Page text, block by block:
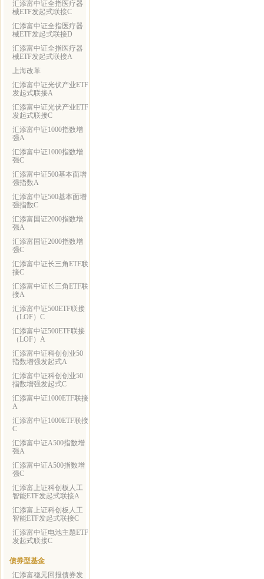
汇添富中证全指医疗器
械ETF发起式联接C
汇添富中证全指医疗器
械ETF发起式联接D
汇添富中证全指医疗器
械ETF发起式联接A
上海改革
汇添富中证光伏产业ETF
发起式联接A
汇添富中证光伏产业ETF
发起式联接C
汇添富中证1000指数增
强A
汇添富中证1000指数增
强C
汇添富中证500基本面增
强指数A
汇添富中证500基本面增
强指数C
汇添富国证2000指数增
强A
汇添富国证2000指数增
强C
汇添富中证长三角ETF联
接C
汇添富中证长三角ETF联
接A
汇添富中证500ETF联接
（LOF）C
汇添富中证500ETF联接
（LOF）A
汇添富中证科创创业50
指数增强发起式A
汇添富中证科创创业50
指数增强发起式C
汇添富中证1000ETF联接
A
汇添富中证1000ETF联接
C
汇添富中证A500指数增
强A
汇添富中证A500指数增
强C
汇添富上证科创板人工
智能ETF发起式联接A
汇添富上证科创板人工
智能ETF发起式联接C
汇添富中证电池主题ETF
发起式联接C
债券型基金
汇添富稳元回报债券发